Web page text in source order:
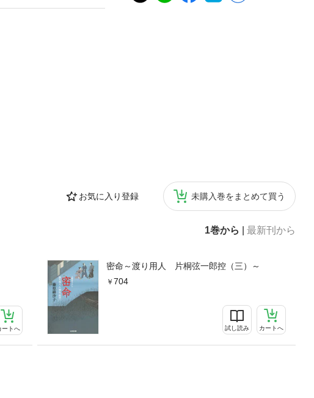
お気に入り登録 未購入巻をまとめて買う
1巻から 最新刊から
ートへ
密命～渡り用人 片桐弦一郎控（三）～
704
試し読み カートへ